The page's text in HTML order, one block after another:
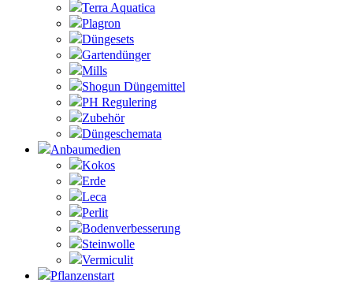
Terra Aquatica
Plagron
Düngesets
Gartendünger
Mills
Shogun Düngemittel
PH Regulering
Zubehör
Düngeschemata
Anbaumedien
Kokos
Erde
Leca
Perlit
Bodenverbesserung
Steinwolle
Vermiculit
Pflanzenstart